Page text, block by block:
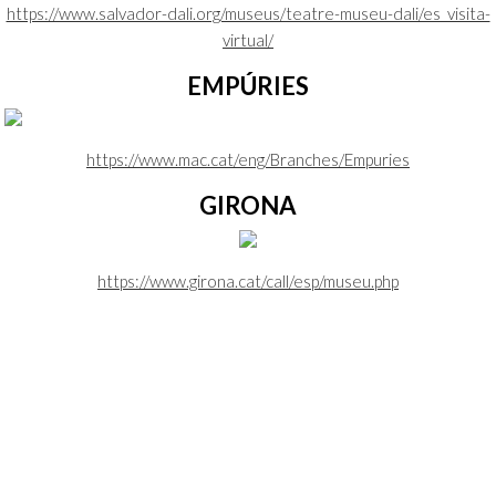
https://www.salvador-dali.org/museus/teatre-museu-dali/es_visita-
virtual/
EMPÚRIES
https://www.mac.cat/eng/Branches/Empuries
GIRONA
https://www.girona.cat/call/esp/museu.php